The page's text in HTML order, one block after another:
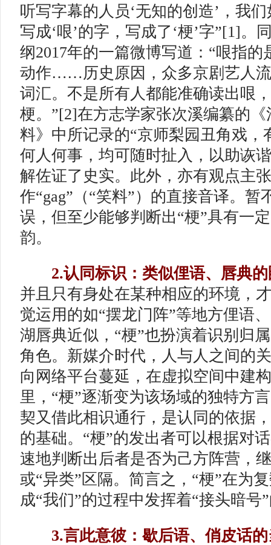
听写字幕的人员‘无知的创造’，我
写成‘哏’的字，写成了‘梗’字”[1]。
纲2017年的一篇微博写道：“哏指
动作……历史原因，众多京剧艺人
词汇。不是所有人都能准确读出哏
梗。”[2]在方志学家张次溪编纂的
料》中所记录的“京师梨园丑角戏，
何人何事，均可随时扯入，以助
解佐证了史实。此外，亦有观点主
作“gag”（“笑料”）的直接音译。暂
误，但至少能够判断出“梗”具有一
韵。
2.认同标识：类似俚语、唇典
并且只有身处在某种相应的环境，
觉运用的如“摆龙门阵”等地方俚语
湖唇典近似，“梗”也扮演着识别归
角色。新媒介时代，人与人之间的
向网络平台蔓延，在虚拟空间中建
里，“梗”逐渐变为该场域的独特方
契又借此相识通行，是认同的依据
的基础。“梗”的发出者可以根据对
速地判断出后者是否为己方阵营，
或“异类”区隔。简言之，“梗”在为
成“我们”的过程中发挥着“接头暗号
3.言此意彼：歇后语、俏皮话